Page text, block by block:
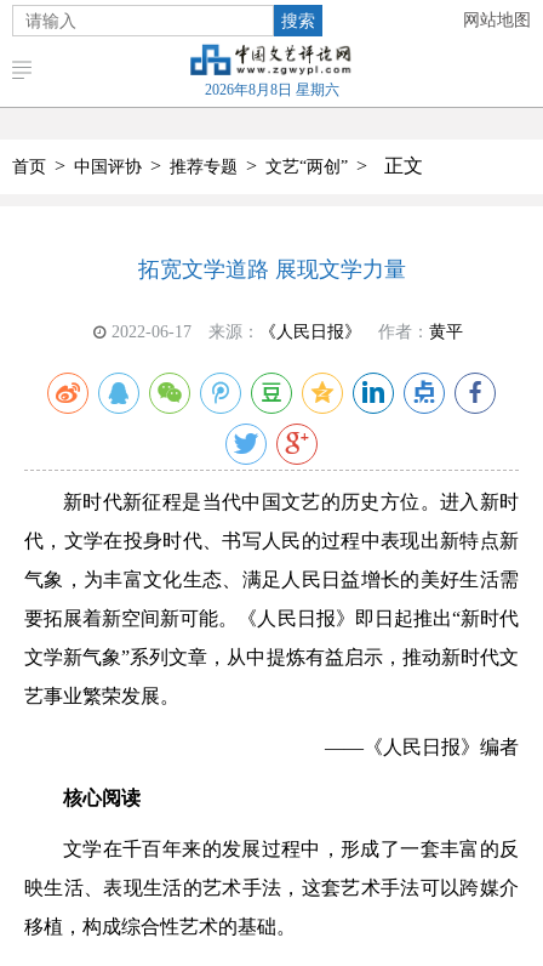
搜索 网站地图
2026年8月8日 星期六
首页 > 中国评协 > 推荐专题 > 文艺“两创” > 正文
拓宽文学道路 展现文学力量
2022-06-17 来源： 《人民日报》 作者： 黄平
新时代新征程是当代中国文艺的历史方位。进入新时
代，文学在投身时代、书写人民的过程中表现出新特点新
气象，为丰富文化生态、满足人民日益增长的美好生活需
要拓展着新空间新可能。《人民日报》即日起推出“新时代
文学新气象”系列文章，从中提炼有益启示，推动新时代文
艺事业繁荣发展。
——《人民日报》编者
核心阅读
文学在千百年来的发展过程中，形成了一套丰富的反
映生活、表现生活的艺术手法，这套艺术手法可以跨媒介
移植，构成综合性艺术的基础。